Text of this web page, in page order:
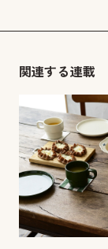
関連する連載